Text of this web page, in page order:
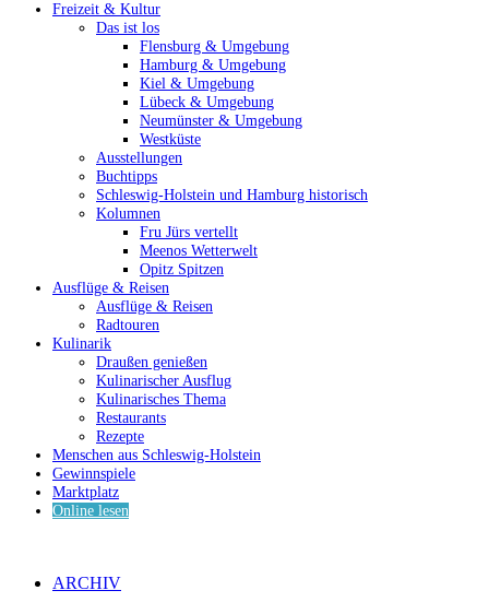
Freizeit & Kultur
Das ist los
Flensburg & Umgebung
Hamburg & Umgebung
Kiel & Umgebung
Lübeck & Umgebung
Neumünster & Umgebung
Westküste
Ausstellungen
Buchtipps
Schleswig-Holstein und Hamburg historisch
Kolumnen
Fru Jürs vertellt
Meenos Wetterwelt
Opitz Spitzen
Ausflüge & Reisen
Ausflüge & Reisen
Radtouren
Kulinarik
Draußen genießen
Kulinarischer Ausflug
Kulinarisches Thema
Restaurants
Rezepte
Menschen aus Schleswig-Holstein
Gewinnspiele
Marktplatz
Online lesen
ARCHIV